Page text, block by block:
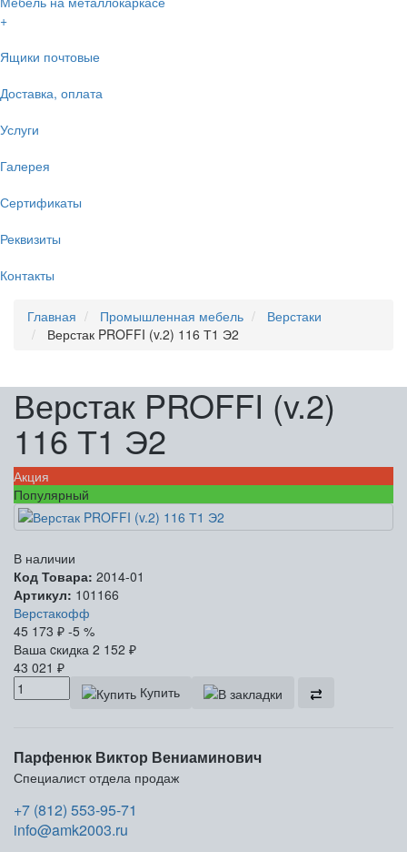
+
Ящики почтовые
Доставка, оплата
Услуги
Галерея
Сертификаты
Реквизиты
Контакты
Главная Промышленная мебель
Верстаки
Верстак PROFFI (v.2) 116 Т1 Э2
Верстак PROFFI (v.2)
116 Т1 Э2
Акция
Популярный
В наличии
Код Товара: 2014-01
Артикул: 101166
Верстакофф
45 173 ₽ -5 %
Ваша cкидка 2 152 ₽
43 021 ₽
Купить
Парфенюк Виктор Вениаминович
Специалист отдела продаж
+7 (812) 553-95-71
info@amk2003.ru